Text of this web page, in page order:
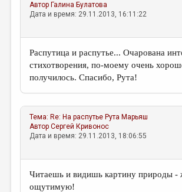
МЕДИА
ВКОНТАКТЕ
Автор Галина Булатова
Дата и время: 29.11.2013, 16:11:22
Распутица и распутье... Очарована
стихотворения, по-моему очень
получилось. Спасибо, Рута!
Тема: Re: На распутье Рута Марьяш
АвторСергей Кривонос
Дата и время: 29.11.2013, 18:06:55
Читаешь и видишь картину природы -
ощутимую!